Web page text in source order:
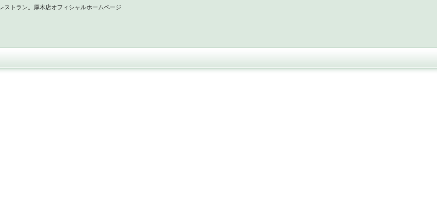
ストラン。厚木店オフィシャルホームページ